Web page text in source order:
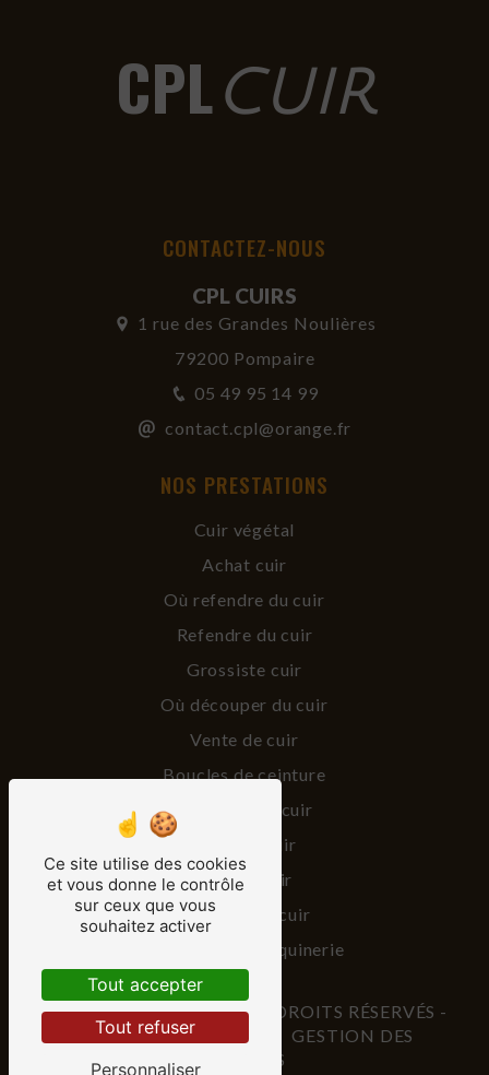
CPLCUIR
CONTACTEZ-NOUS
CPL CUIRS
1 rue des Grandes Noulières
79200 Pompaire
05 49 95 14 99
contact.cpl@orange.fr
NOS PRESTATIONS
Cuir végétal
Achat cuir
Où refendre du cuir
Refendre du cuir
Grossiste cuir
Où découper du cuir
Vente de cuir
Boucles de ceinture
Vente peaux cuir
Vendeur cuir
Lanière cuir
Fournisseur cuir
Fourniture maroquinerie
©VISTALID- 2026 - TOUS DROITS RÉSERVÉS -
MENTIONS LÉGALES
GESTION DES
COOKIES
Ce site utilise des cookies
et vous donne le contrôle
sur ceux que vous
souhaitez activer
Tout accepter
Tout refuser
Personnaliser